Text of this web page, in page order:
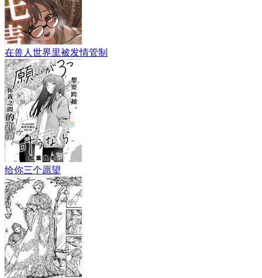
在兽人世界里被发情管制
给你三个愿望